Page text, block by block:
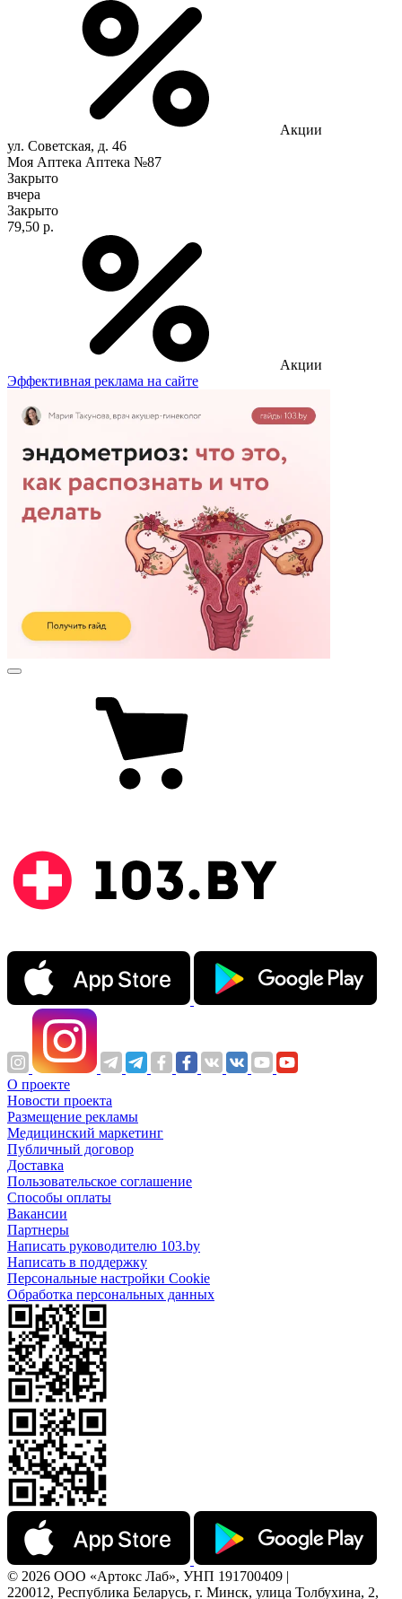
Акции
ул. Советская, д. 46
Моя Аптека Аптека №87
Закрыто
вчера
Закрыто
79,50 р.
Акции
Эффективная реклама на сайте
О проекте
Новости проекта
Размещение рекламы
Медицинский маркетинг
Публичный договор
Доставка
Пользовательское соглашение
Способы оплаты
Вакансии
Партнеры
Написать руководителю 103.by
Написать в поддержку
Персональные настройки Cookie
Обработка персональных данных
© 2026 ООО «Артокс Лаб», УНП 191700409 |
220012, Республика Беларусь, г. Минск, улица Толбухина, 2,